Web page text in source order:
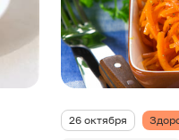
26 октября